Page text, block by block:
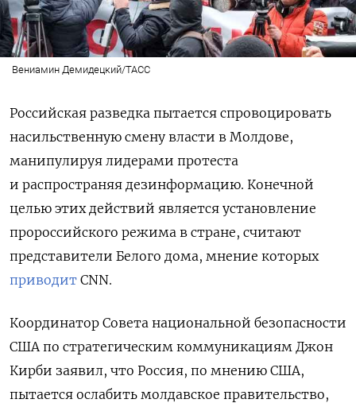
Вениамин Демидецкий/ТАСС
Российская разведка пытается спровоцировать
насильственную смену власти в Молдове,
манипулируя лидерами протеста
и распространяя дезинформацию. Конечной
целью этих действий является установление
пророссийского режима в стране, считают
представители Белого дома, мнение которых
приводит CNN.
Координатор Совета национальной безопасности
США по стратегическим коммуникациям Джон
Кирби заявил, что Россия, по мнению США,
пытается ослабить молдавское правительство,